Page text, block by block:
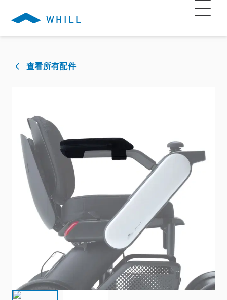
查看所有配件